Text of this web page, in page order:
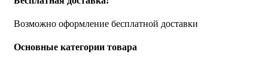
Возможно оформление бесплатной доставки
Основные категории товара